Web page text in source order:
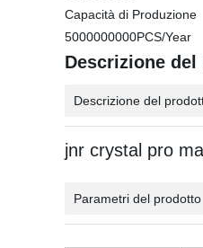
Capacità di Produzione
5000000000PCS/Year
Descrizione
Descrizione del
jnr crystal pro
Parametri del prodotto